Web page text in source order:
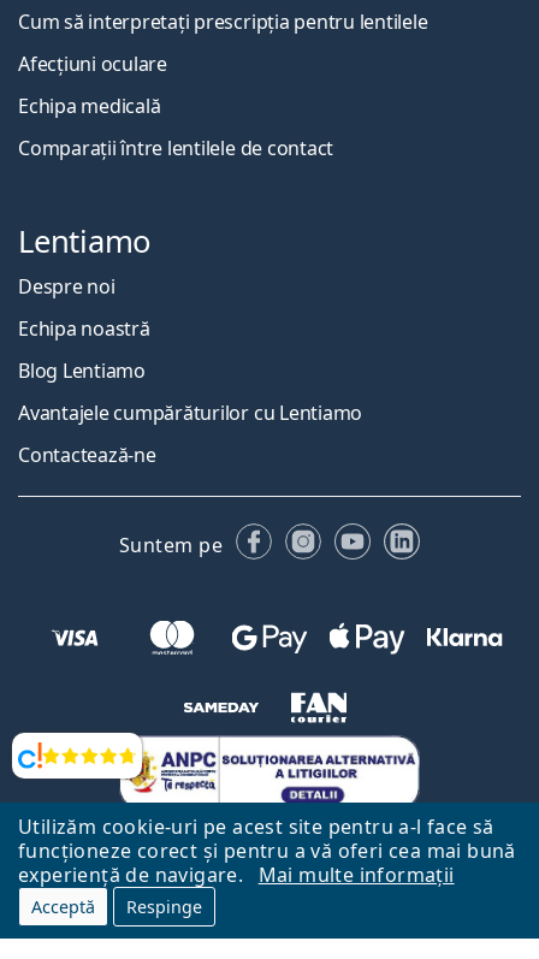
Utilizăm cookie-uri pe acest site pentru a-l face să
funcționeze corect și pentru a vă oferi cea mai bună
experiență de navigare.
Mai multe informații
Acceptă Respinge
Opinii
Cum să interpretați prescripția pentru lentilele
Afecțiuni oculare
Echipa medicală
Comparații între lentilele de contact
Lentiamo
Despre noi
Echipa noastră
Blog Lentiamo
Avantajele cumpărăturilor cu Lentiamo
Contactează-ne
Suntem pe FacebookInstagram
YouTubeLinkedIn
Către Pagina Principală Mai sus